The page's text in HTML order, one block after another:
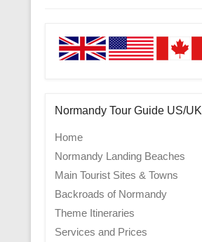
Normandy Tour Guide US/UK
Home
Normandy Landing Beaches
Main Tourist Sites & Towns
Backroads of Normandy
Theme Itineraries
Services and Prices